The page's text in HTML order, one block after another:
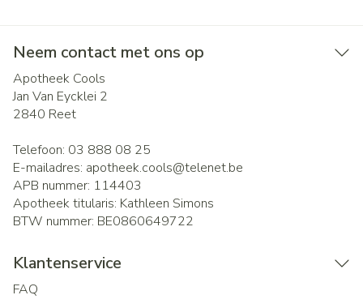
Neem contact met ons op
Apotheek Cools
Jan Van Eycklei 2
2840 Reet
Telefoon: 03 888 08 25
E-mailadres: apotheek.cools@telenet.be
APB nummer: 114403
Apotheek titularis: Kathleen Simons
BTW nummer: BE0860649722
Klantenservice
FAQ